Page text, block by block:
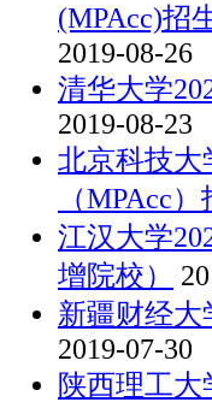
(MPAcc)招
2019-08-26
清华大学
2019-08-23
北京科技大
（MPAcc
江汉大学
增院校）
新疆财经大
2019-07-30
陕西理工大